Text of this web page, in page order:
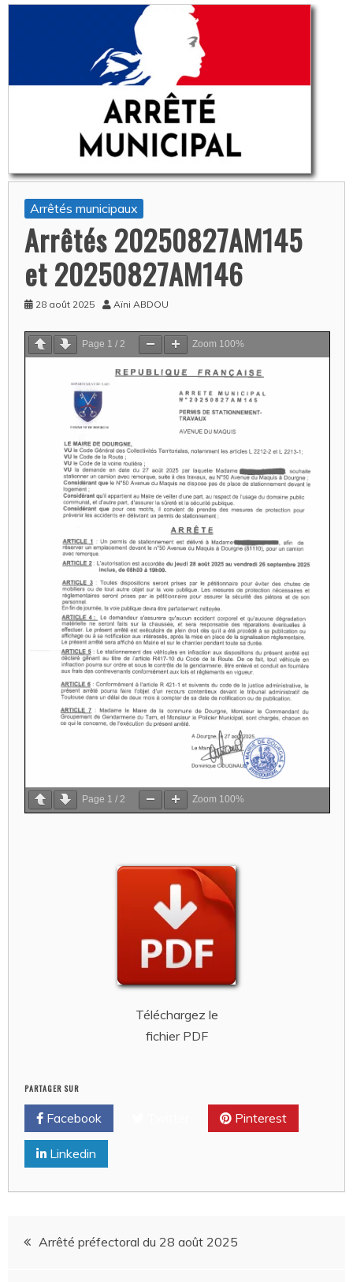
Arrêtés municipaux
Arrêtés 20250827AM145
et 20250827AM146
28 août 2025 Aïni ABDOU
Page 1 / 2 Zoom 100%
Page 1 / 2 Zoom 100%
Téléchargez le
fichier PDF
PARTAGER SUR
Facebook Pinterest
Linkedin
Navigation
Arrêté préfectoral du 28 août 2025